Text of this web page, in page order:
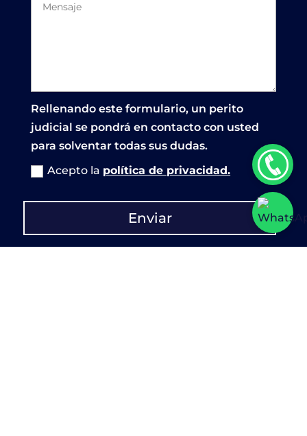
Rellenando este formulario, un perito
judicial se pondrá en contacto con usted
para solventar todas sus dudas.
Acepto la política de privacidad.
Enviar